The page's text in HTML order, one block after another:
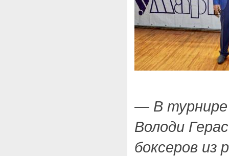
— В турнире
Володи
боксеров из